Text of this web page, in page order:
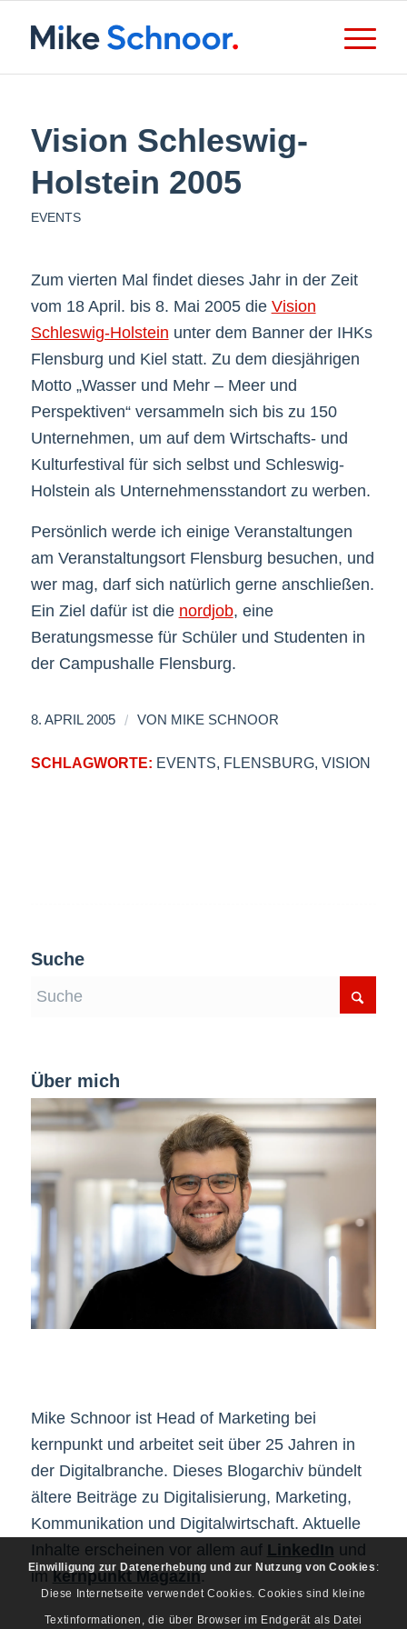
Vision Schleswig-
Holstein 2005
EVENTS
Zum vierten Mal findet dieses Jahr in der Zeit
vom 18 April. bis 8. Mai 2005 die Vision
Schleswig-Holstein unter dem Banner der IHKs
Flensburg und Kiel statt. Zu dem diesjährigen
Motto „Wasser und Mehr – Meer und
Perspektiven“ versammeln sich bis zu 150
Unternehmen, um auf dem Wirtschafts- und
Kulturfestival für sich selbst und Schleswig-
Holstein als Unternehmensstandort zu werben.
Persönlich werde ich einige Veranstaltungen
am Veranstaltungsort Flensburg besuchen, und
wer mag, darf sich natürlich gerne anschließen.
Ein Ziel dafür ist die nordjob, eine
Beratungsmesse für Schüler und Studenten in
der Campushalle Flensburg.
8. APRIL 2005 / VON MIKE SCHNOOR
SCHLAGWORTE: EVENTS, FLENSBURG, VISION
Suche
Über mich
Mike Schnoor ist Head of Marketing bei
kernpunkt und arbeitet seit über 25 Jahren in
der Digitalbranche. Dieses Blogarchiv bündelt
ältere Beiträge zu Digitalisierung, Marketing,
Kommunikation und Digitalwirtschaft. Aktuelle
Inhalte erscheinen vor allem auf LinkedIn und
imkernpunkt Magazin.
Einwilligung zur Datenerhebung und zur Nutzung von Cookies :
Diese Internetseite verwendet Cookies. Cookies sind kleine
Textinformationen, die über Browser im Endgerät als Datei